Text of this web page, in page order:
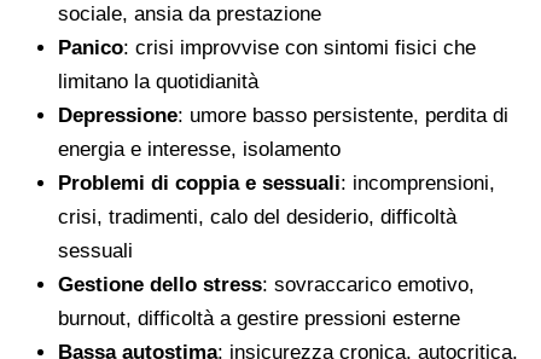
sociale, ansia da prestazione
Panico: crisi improvvise con sintomi fisici che
limitano la quotidianità
Depressione: umore basso persistente, perdita di
energia e interesse, isolamento
Problemi di coppia e sessuali: incomprensioni,
crisi, tradimenti, calo del desiderio, difficoltà
sessuali
Gestione dello stress: sovraccarico emotivo,
burnout, difficoltà a gestire pressioni esterne
Bassa autostima: insicurezza cronica, autocritica,